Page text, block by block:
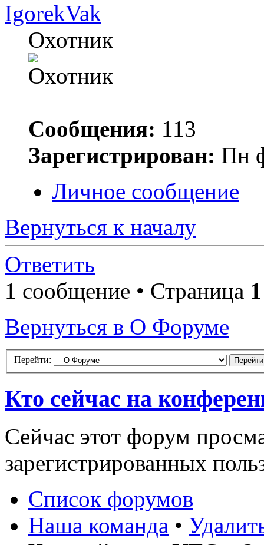
IgorekVak
Охотник
Сообщения: 113
Зарегистрирован: Пн
Личное сообщение
Вернуться к началу
Ответить
1 сообщение • Страница 1
Вернуться в О Форуме
Перейти:
Кто сейчас на
Сейчас этот форум
зарегистрированных
Список форумов
Наша команда •